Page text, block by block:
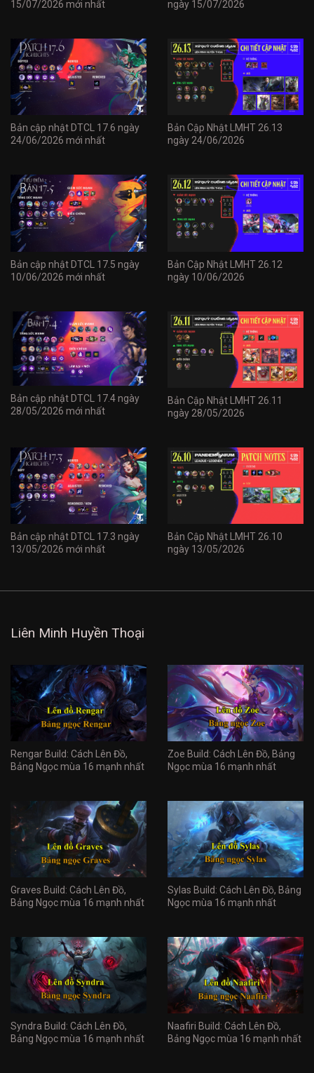
15/07/2026 mới nhất
ngày 15/07/2026
Bản cập nhật DTCL 17.6 ngày
24/06/2026 mới nhất
Bản Cập Nhật LMHT 26.13
ngày 24/06/2026
Bản cập nhật DTCL 17.5 ngày
10/06/2026 mới nhất
Bản Cập Nhật LMHT 26.12
ngày 10/06/2026
Bản cập nhật DTCL 17.4 ngày
28/05/2026 mới nhất
Bản Cập Nhật LMHT 26.11
ngày 28/05/2026
Bản cập nhật DTCL 17.3 ngày
13/05/2026 mới nhất
Bản Cập Nhật LMHT 26.10
ngày 13/05/2026
Liên Minh Huyền Thoại
Rengar Build: Cách Lên Đồ,
Bảng Ngọc mùa 16 mạnh nhất
Zoe Build: Cách Lên Đồ, Bảng
Ngọc mùa 16 mạnh nhất
Graves Build: Cách Lên Đồ,
Bảng Ngọc mùa 16 mạnh nhất
Sylas Build: Cách Lên Đồ, Bảng
Ngọc mùa 16 mạnh nhất
Syndra Build: Cách Lên Đồ,
Bảng Ngọc mùa 16 mạnh nhất
Naafiri Build: Cách Lên Đồ,
Bảng Ngọc mùa 16 mạnh nhất